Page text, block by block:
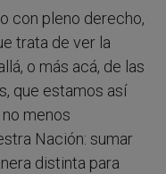
con pleno derecho,
trata de ver la
o más acá, de las
que estamos así
menos
Nación: sumar
distinta para